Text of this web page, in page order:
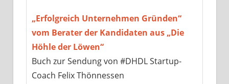
„Erfolgreich Unternehmen Gründen“
vom Berater der Kandidaten aus „Die
Höhle der Löwen“
Buch zur Sendung von #DHDL Startup-
Coach Felix Thönnessen